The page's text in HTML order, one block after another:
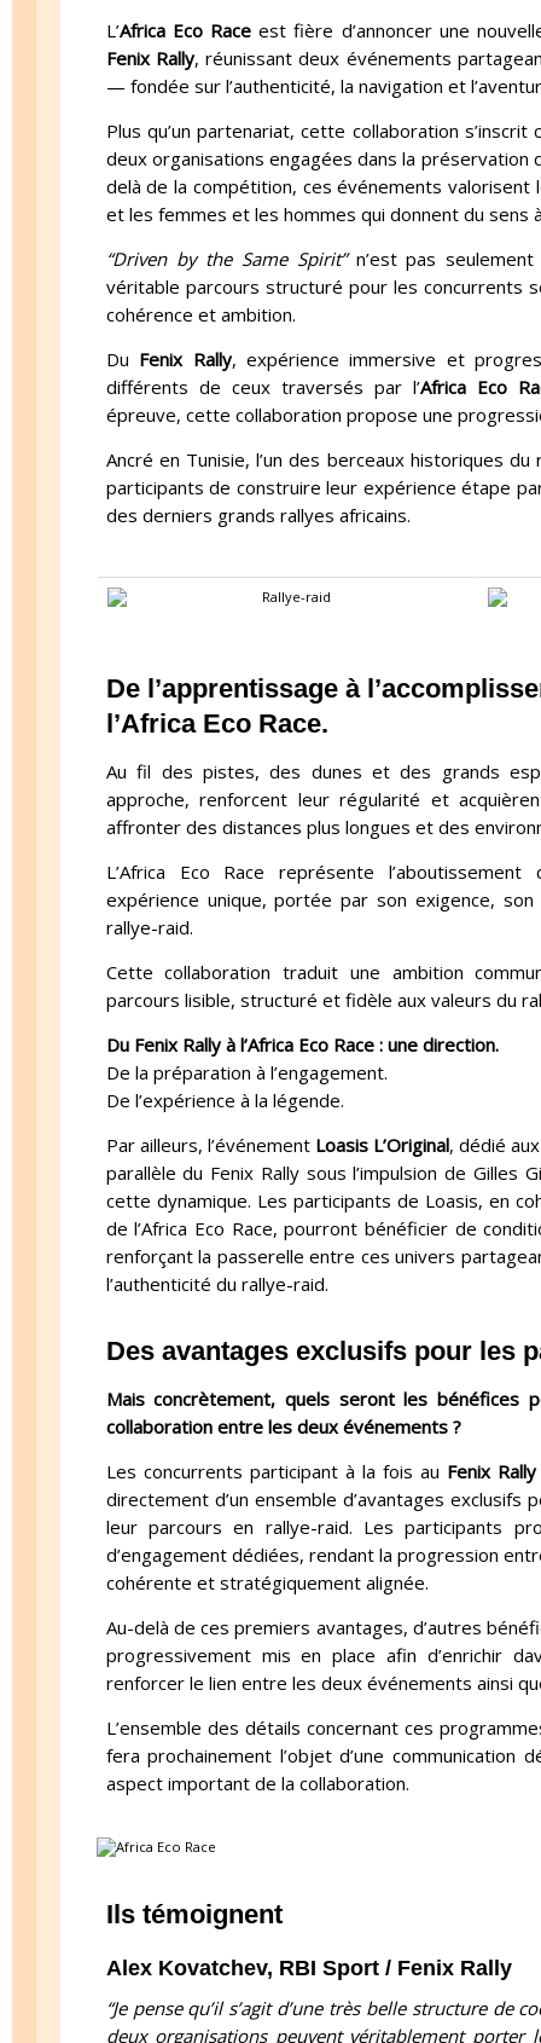
L’Africa Eco Race est fière d’annoncer une
Fenix Rally, réunissant deux événements
— fondée sur l’authenticité, la navigation et
Plus qu’un partenariat, cette collaboration
deux organisations engagées dans la préservation
delà de la compétition, ces événements
et les femmes et les hommes qui donnent du sens
“Driven by the Same Spirit”n’est pas
véritable parcours structuré pour les concurrents
cohérence et ambition.
Du Fenix Rally, expérience immersive et
différents de ceux traversés par l’Africa Eco
épreuve, cette collaboration propose une
Ancré en Tunisie, l’un des berceaux historiques
participants de construire leur expérience étape
des derniers grands rallyes africains.
De l’apprentissage à
l’Africa Eco Race.
Au fil des pistes, des dunes et des grands
approche, renforcent leur régularité et
affronter des distances plus longues et des
L’Africa Eco Race représente
expérience unique, portée par son exigence,
rallye-raid.
Cette collaboration traduit une ambition
parcours lisible, structuré et fidèle aux valeurs du
Du Fenix Rally à l’Africa Eco Race : une direction.
De la préparation à l’engagement.
De l’expérience à la légende.
Par ailleurs, l’événement Loasis L’Original, dédié
parallèle du Fenix Rally sous l’impulsion de Gilles
cette dynamique. Les participants de Loasis, en
de l’Africa Eco Race, pourront bénéficier de
renforçant la passerelle entre ces univers
l’authenticité du rallye-raid.
Des avantages exclusifs pour les
Mais concrètement, quels seront les bénéfices
collaboration entre les deux événements ?
Les concurrents participant à la fois au Fenix Rally
directement d’un ensemble d’avantages exclusifs
leur parcours en rallye-raid. Les participants
d’engagement dédiées, rendant la progression
cohérente et stratégiquement alignée.
Au-delà de ces premiers avantages, d’autres
progressivement mis en place afin d’enrichir
renforcer le lien entre les deux événements ainsi
L’ensemble des détails concernant ces
fera prochainement l’objet d’une communication
aspect important de la collaboration.
Ils témoignent
Alex Kovatchev, RBI Sport / Fenix Rally
“Je pense qu’il s’agit d’une très belle structure de
deux organisations peuvent véritablement